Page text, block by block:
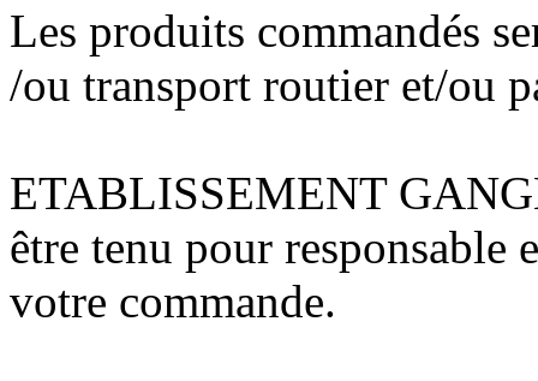
Les produits commandés
/ou transport routier et/ou
ETABLISSEMENT
être tenu pour responsable
votre commande.